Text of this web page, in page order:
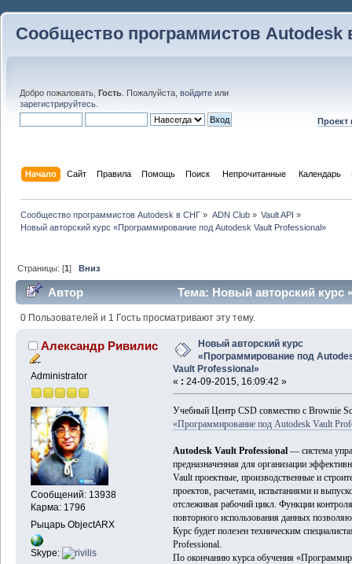
Сообщество программистов Autodesk
Добро пожаловать, Гость . Пожалуйста, войдите или
зарегистрируйтесь
Проект
Начало Сайт Правила Помощь Поиск Непрочитанные Календарь
Сообщество программистов Autodesk в СНГ » ADN Club» Vault API »
Новый авторский курс «Программирование под Autodesk Vault Professional»
Страницы: [1]Вниз
Автор
Тема: Новый авторский курс
Vault Professional» (Прочитано 44216 раз)
0 Пользователей и 1 Гость просматривают эту тему.
Александр Ривилис
Administrator
Сообщений: 13938
Карма: 1796
Рыцарь ObjectARX
Skype:
Новый авторский курс
«Программирование под
Vault Professional»
« : 24-09-2015, 16:09:42 »
Учебный Центр CSD совместно с Brownie
«Программирование под Autodesk Vault
Autodesk Vault Professional— система
предназначенная для организации
Vault проектные, производственные и
проектов, расчетами, испытаниями и
отслеживая рабочий цикл. Функции
повторного использования данных
Курс будет полезен техническим
Professional.
По окончанию курса обучения